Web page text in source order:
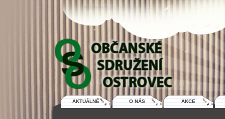
AKTUÁLNĚ O NÁS AKCE